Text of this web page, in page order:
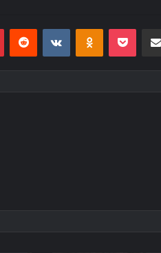
PinterestReddit VKontakteOdnoklassniki
Pocket